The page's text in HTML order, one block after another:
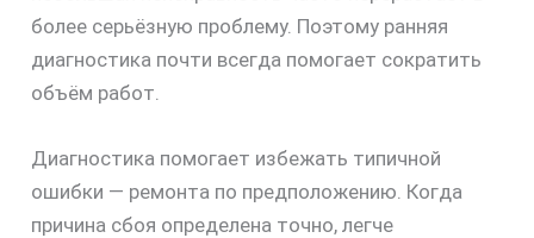
более серьёзную проблему. Поэтому ранняя
диагностика почти всегда помогает сократить
объём работ.
Диагностика помогает избежать типичной
ошибки — ремонта по предположению. Когда
причина сбоя определена точно, легче